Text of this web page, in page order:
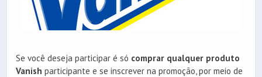
Se você deseja participar é só comprar qualquer produto
Vanish participante e se inscrever na promoção, por meio de